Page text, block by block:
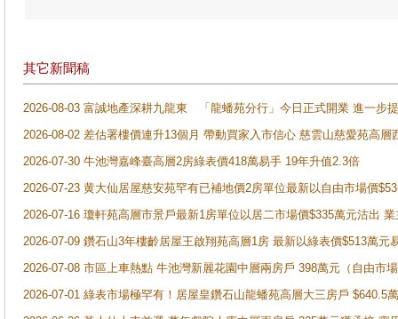
其它新聞稿
2026-08-03 富誠地產深耕九龍東 「龍蟠苑分行」今日正式開業 進一步
2026-08-02 差估署樓價連升13個月 帶動買家入市信心 慈雲山慈愛苑高層
2026-07-30 牛池灣嘉峰臺高層2房綠表價418萬易手 19年升值2.3倍
2026-07-23 黄大仙居屋慈安苑罕有已補地價2房單位最新以自由市場價
2026-07-16 瓊軒苑高層市景戶最新1房單位以居二市場價$335萬元沽出
2026-07-09 鑽石山3年樓齡居屋王啟翔苑高層1房 最新以綠表價$513萬元
2026-07-08 市區上車熱點 牛池灣新麗花園中層兩房戶 398萬元（自由市
2026-07-01 綠表市場極罕有！居屋皇鑽石山龍蟠苑高層大三房戶